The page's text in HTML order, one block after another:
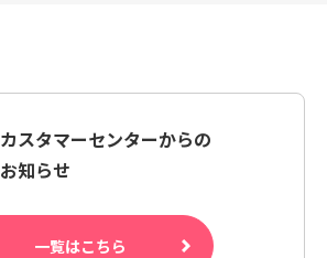
カスタマーセンターからの
お知らせ
一覧はこちら